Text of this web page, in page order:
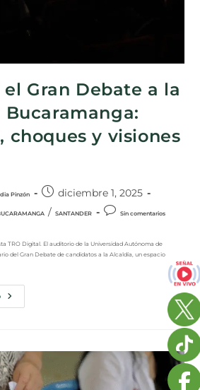
Gran Debate a la
choques y visiones
Pinzón diciembre 1, 2025
/ SANTANDER Sin comentarios
TRO Digital. El auditorio de la Universidad Autónoma de
del Gran Debate de candidatos a la Alcaldía, un espacio